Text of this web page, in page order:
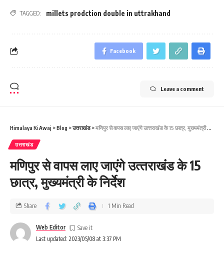
TAGGED: millets prodction double in uttrakhand
Facebook
Leave a comment
Himalaya Ki Awaj >Blog >उत्तराखंड>मणिपुर से वापस लाए जाएंगे उत्‍तराखंंड के 15 छात्र, मुख्‍यमंत्री के निर्देश
उत्तराखंड
मणिपुर से वापस लाए जाएंगे उत्‍तराखंंड के 15
छात्र, मुख्‍यमंत्री के निर्देश
Last updated: 2023/05/08 at 3:37 PM
Web Editor
Share 1 Min Read